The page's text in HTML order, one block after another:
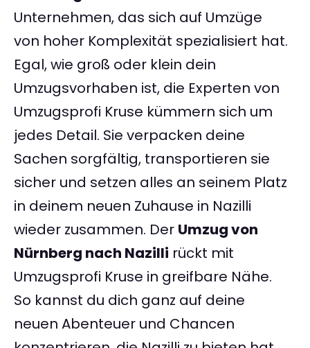
Unternehmen, das sich auf Umzüge
von hoher Komplexität spezialisiert hat.
Egal, wie groß oder klein dein
Umzugsvorhaben ist, die Experten von
Umzugsprofi Kruse kümmern sich um
jedes Detail. Sie verpacken deine
Sachen sorgfältig, transportieren sie
sicher und setzen alles an seinem Platz
in deinem neuen Zuhause in Nazilli
wieder zusammen. Der Umzug von
Nürnberg nach Nazilli rückt mit
Umzugsprofi Kruse in greifbare Nähe.
So kannst du dich ganz auf deine
neuen Abenteuer und Chancen